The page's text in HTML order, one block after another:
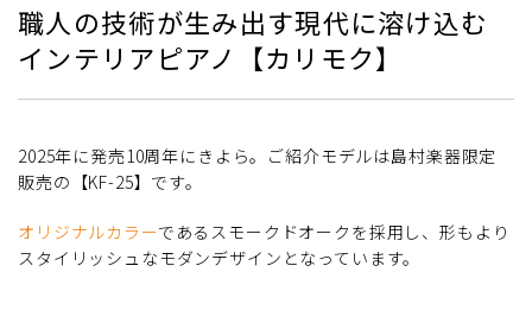
職人の技術が生み出す現代に溶け込む
インテリアピアノ【カリモク】
2025年に発売10周年にきよら。ご紹介モデルは島村楽器限定
販売の【KF-25】です。
オリジナルカラーであるスモークドオークを採用し、形もより
スタイリッシュなモダンデザインとなっています。